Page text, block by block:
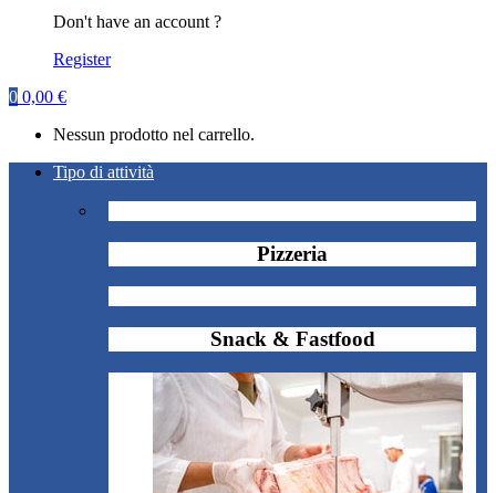
Don't have an account ?
Register
0 0,00 €
Nessun prodotto nel carrello.
Tipo di attività
Pizzeria
Snack & Fastfood